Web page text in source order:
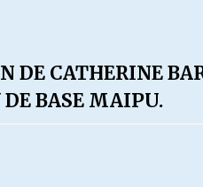
DE CATHERINE
DE BASE MAIPU.